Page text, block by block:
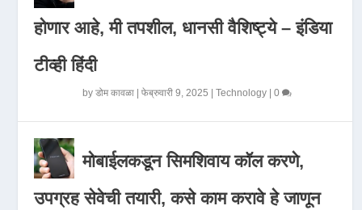
होणार आहे, मी तपशील, धानसी वैशिष्ट्ये – इंडिया
टीव्ही हिंदी
byडोम कावळा |फेब्रुवारी 9, 2025 |Technology |0
मोबाईलकडून सिमशिवाय कॉल करणे,
उपग्रह सेवेची तयारी, कसे काम करावे हे जाणून